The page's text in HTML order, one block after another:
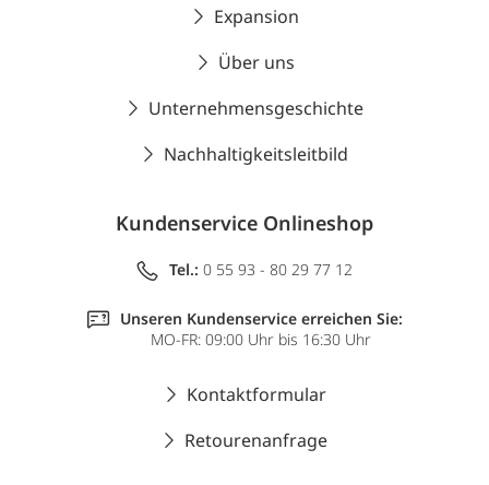
Expansion
Über uns
Unternehmensgeschichte
Nachhaltigkeitsleitbild
Kundenservice Onlineshop
Tel.: 0 55 93 - 80 29 77 12
Unseren Kundenservice erreichen Sie:
MO-FR: 09:00 Uhr bis 16:30 Uhr
Kontaktformular
Retourenanfrage